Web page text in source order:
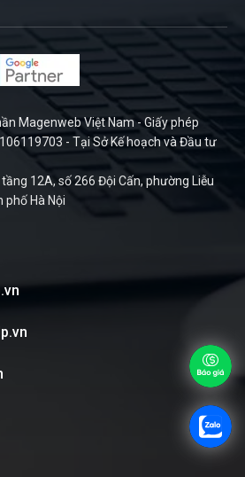
Magenweb Việt Nam - Giấy phép
- Tại Sở Kế hoạch và Đầu tư
12A, số 266 Đội Cấn, phường Liễu
phố Hà Nội